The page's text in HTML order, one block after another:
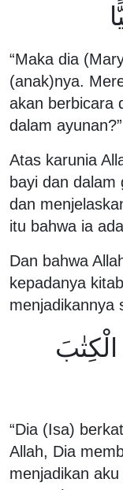
“Maka dia
(anak)nya.
akan berbicara
dalam
Atas karunia
bayi dan dalam
dan
itu bahwa ia
Dan bahwa
kepadanya
menjadikannya
الْكِتٰبَ
“Dia (Isa)
Allah, Dia
menjadikan